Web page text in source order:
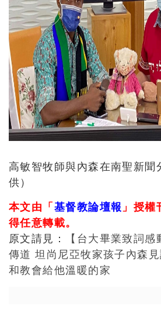
高敏智牧師與內森在南聖新
供）
本文由「基督教論壇報 」授
得任意轉載。
原文請見：
【台大畢業致詞
傳道 坦尚尼亞牧家孩子內森
和教會給他溫暖的家